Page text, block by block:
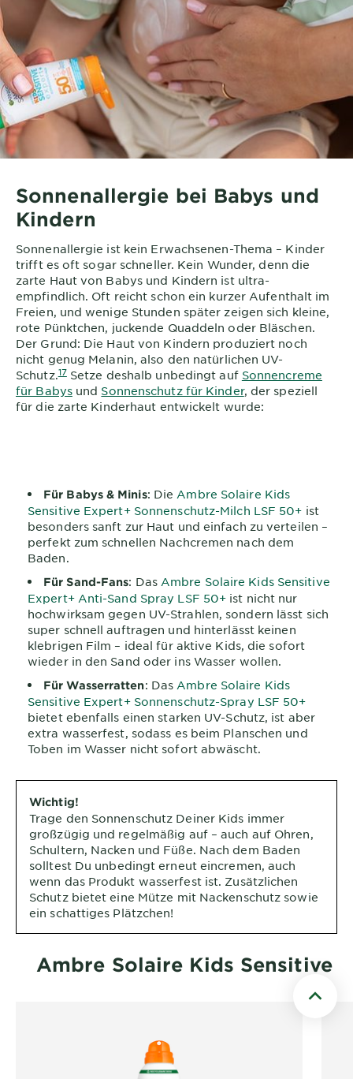
Sonnenallergie bei Babys und
Kindern
Sonnenallergie ist kein Erwachsenen-Thema – Kinder
trifft es oft sogar schneller. Kein Wunder, denn die
zarte Haut von Babys und Kindern ist ultra-
empfindlich. Oft reicht schon ein kurzer Aufenthalt im
Freien, und wenige Stunden später zeigen sich kleine,
rote Pünktchen, juckende Quaddeln oder Bläschen.
Der Grund: Die Haut von Kindern produziert noch
nicht genug Melanin, also den natürlichen UV-
Schutz.17Setze deshalb unbedingt auf Sonnencreme
für Babysund Sonnenschutz für Kinder, der speziell
für die zarte Kinderhaut entwickelt wurde:
Für Babys & Minis: Die Ambre Solaire Kids
Sensitive Expert+ Sonnenschutz-Milch LSF 50+ ist
besonders sanft zur Haut und einfach zu verteilen –
perfekt zum schnellen Nachcremen nach dem
Baden.
Für Sand-Fans: Das Ambre Solaire Kids Sensitive
Expert+ Anti-Sand Spray LSF 50+ ist nicht nur
hochwirksam gegen UV-Strahlen, sondern lässt sich
super schnell auftragen und hinterlässt keinen
klebrigen Film – ideal für aktive Kids, die sofort
wieder in den Sand oder ins Wasser wollen.
Für Wasserratten: Das Ambre Solaire Kids
Sensitive Expert+ Sonnenschutz-Spray LSF 50+
bietet ebenfalls einen starken UV-Schutz, ist aber
extra wasserfest, sodass es beim Planschen und
Toben im Wasser nicht sofort abwäscht.
Wichtig!
Trage den Sonnenschutz Deiner Kids immer
großzügig und regelmäßig auf – auch auf Ohren,
Schultern, Nacken und Füße. Nach dem Baden
solltest Du unbedingt erneut eincremen, auch
wenn das Produkt wasserfest ist. Zusätzlichen
Schutz bietet eine Mütze mit Nackenschutz sowie
ein schattiges Plätzchen!
Ambre Solaire Kids Sensitive
Scroll